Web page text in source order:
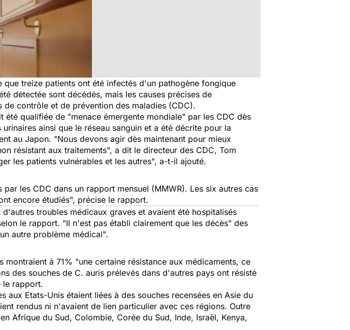
treize patients ont été infectés d'un pathogène fongique
détectée sont décédés, mais les causes précises de
contrôle et de prévention des maladies (CDC).
qualifiée de "menace émergente mondiale" par les CDC dès
ainsi que le réseau sanguin et a été décrite pour la
au Japon. "Nous devons agir dès maintenant pour mieux
résistant aux traitements", a dit le directeur des CDC, Tom
les patients vulnérables et les autres", a-t-il ajouté.
les CDC dans un rapport mensuel (MMWR). Les six autres cas
encore étudiés", précise le rapport.
troubles médicaux graves et avaient été hospitalisés
le rapport. "Il n'est pas établi clairement que les décès" des
autre problème médical".
à 71% "une certaine résistance aux médicaments, ce
des souches de C. auris prélevés dans d'autres pays ont résisté
le rapport.
Etats-Unis étaient liées à des souches recensées en Asie du
rendus ni n'avaient de lien particulier avec ces régions. Outre
Afrique du Sud, Colombie, Corée du Sud, Inde, Israël, Kenya,